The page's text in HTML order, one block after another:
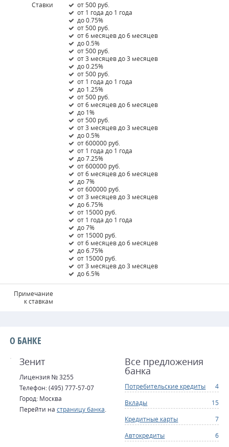
Ставки
от 500 руб.
от 1 года до 1 года
до 0.75%
от 500 руб.
от 6 месяцев до 6 месяцев
до 0.5%
от 500 руб.
от 3 месяцев до 3 месяцев
до 0.25%
от 500 руб.
от 1 года до 1 года
до 1.25%
от 500 руб.
от 6 месяцев до 6 месяцев
до 1%
от 500 руб.
от 3 месяцев до 3 месяцев
до 0.5%
от 600000 руб.
от 1 года до 1 года
до 7.25%
от 600000 руб.
от 6 месяцев до 6 месяцев
до 7%
от 600000 руб.
от 3 месяцев до 3 месяцев
до 6.75%
от 15000 руб.
от 1 года до 1 года
до 7%
от 15000 руб.
от 6 месяцев до 6 месяцев
до 6.75%
от 15000 руб.
от 3 месяцев до 3 месяцев
до 6.5%
Примечание
к ставкам
О БАНКЕ
Зенит
Лицензия № 3255
Телефон: (495) 777-57-07
Город: Москва
Перейти на страницу банка
Все предложения
банка
Потребительские кредиты
4
Вклады
15
Кредитные карты
7
Автокредиты
6